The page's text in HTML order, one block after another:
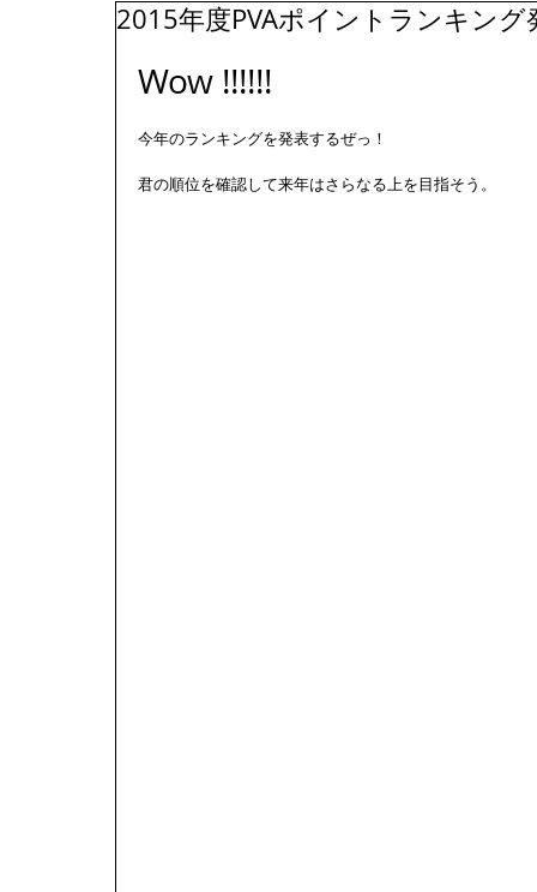
2015年度PVAポイントランキング
Wow !!!!!!
今年のランキングを発表するぜっ！
君の順位を確認して来年はさらなる上を目指そう。